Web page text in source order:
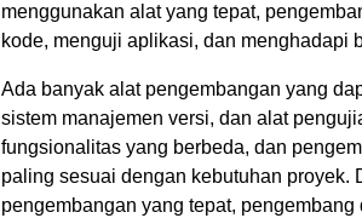
menggunakan alat yang tepat,
kode, menguji aplikasi, dan menghadapi
Ada banyak alat pengembangan yang
sistem manajemen versi, dan alat
fungsionalitas yang berbeda, dan
paling sesuai dengan kebutuhan proyek.
pengembangan yang tepat,